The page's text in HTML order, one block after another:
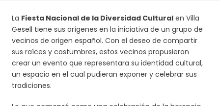
La Fiesta Nacional de la Diversidad Cultural en Villa
Gesell tiene sus orígenes en la iniciativa de un grupo de
vecinos de origen español. Con el deseo de compartir
sus raíces y costumbres, estos vecinos propusieron
crear un evento que representara su identidad cultural,
un espacio en el cual pudieran exponer y celebrar sus
tradiciones.